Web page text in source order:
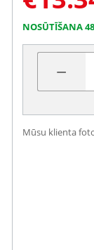
NOSŪTĪŠANA
−
Mūsu klienta